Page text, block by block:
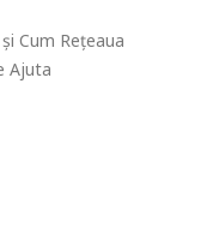
Cum Rețeaua
Ajuta